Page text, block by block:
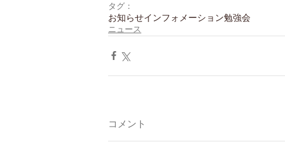
タグ：
お知らせインフォメーション勉強会
ニュース
コメント